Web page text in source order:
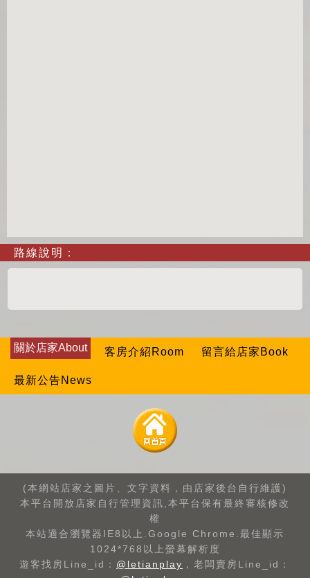
路線說明：
關於店家About 客房介紹Room 留言給店家Book
最新公告News
(本網站店家之圖片、文字資料，由店家後台自行維護)
本平台開放店家自行管理資訊,本平台保有最終審核修改
權
本站適合瀏覽器IE8以上.Google Chrome.最佳顯示
1024*768以上螢幕解析度
遊客找房Line_id： @letianplay ，老闆賣房Line_id：